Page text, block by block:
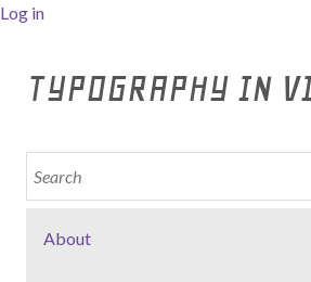
Log in
TYPOGRAPHY IN
About